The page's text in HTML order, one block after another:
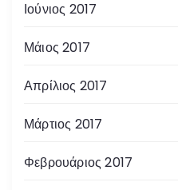
Ιούνιος 2017
Μάιος 2017
Απρίλιος 2017
Μάρτιος 2017
Φεβρουάριος 2017